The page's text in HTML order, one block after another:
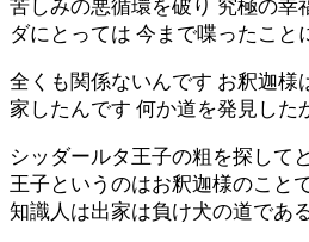
苦しみの悪循環を破り 究極の幸
ダにとっては 今まで喋ったこと
全くも関係ないんです お釈迦様
家したんです 何か道を発見した
シッダールタ王子の粗を探して
王子というのはお釈迦様のこと
知識人は出家は負け犬の道であ